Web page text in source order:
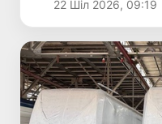
жарияландым
22 Шіл 2026, 09:19